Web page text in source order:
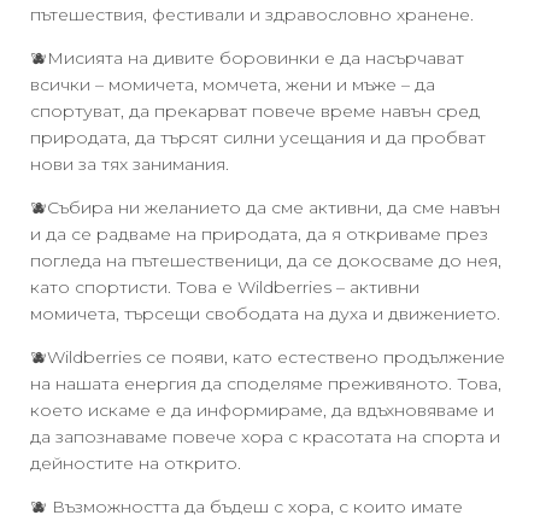
пътешествия, фестивали и здравословно хранене.
🫐Мисията на дивите боровинки е да насърчават
всички – момичета, момчета, жени и мъже – да
спортуват, да прекарват повече време навън сред
природата, да търсят силни усещания и да пробват
нови за тях занимания.
🫐Събира ни желанието да сме активни, да сме навън
и да се радваме на природата, да я откриваме през
погледа на пътешественици, да се докосваме до нея,
като спортисти. Това е Wildberries – активни
момичета, търсещи свободата на духа и движението.
🫐Wildberries се появи, като естествено продължение
на нашата енергия да споделяме преживяното. Това,
което искаме е да информираме, да вдъхновяваме и
да запознаваме повече хора с красотата на спорта и
дейностите на открито.
🫐 Възможността да бъдеш с хора, с които имате